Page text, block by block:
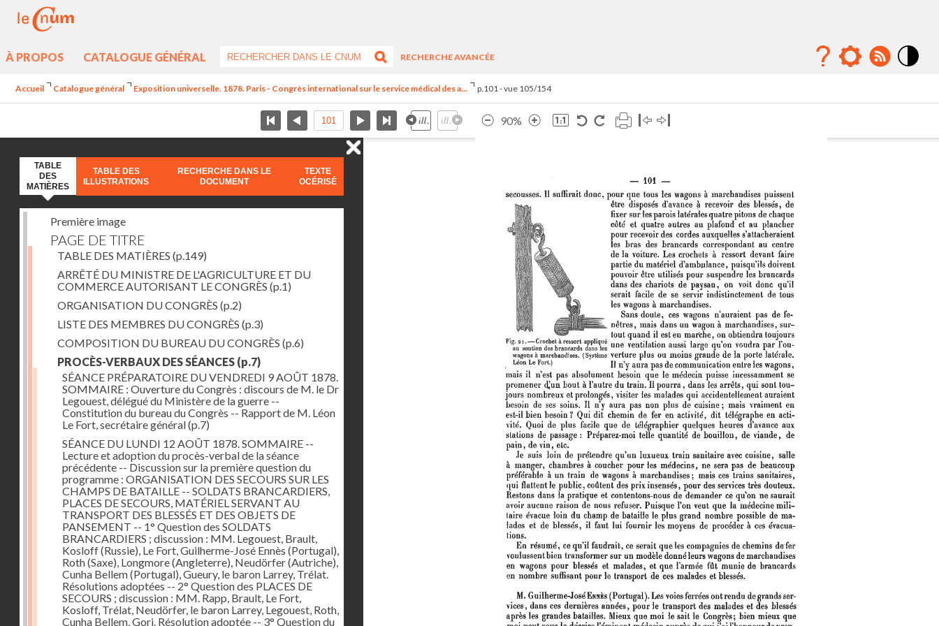
À PROPOS CATALOGUE GÉNÉRAL
RECHERCHE AVANCÉE
Accueil Catalogue général Exposition universelle. 1878. Paris - Congrès international sur le service médical des a... p.101 - vue 105/154
90%
TABLE
DES
MATIÈRES
TABLE DES
ILLUSTRATIONS
RECHERCHE DANS LE
DOCUMENT
TEXTE
OCÉRISÉ
Première image
PAGE DE TITRE
TABLE DES MATIÈRES (p.149)
ARRÊTÉ DU MINISTRE DE L'AGRICULTURE ET DU
COMMERCE AUTORISANT LE CONGRÈS (p.1)
ORGANISATION DU CONGRÈS (p.2)
LISTE DES MEMBRES DU CONGRÈS (p.3)
COMPOSITION DU BUREAU DU CONGRÈS (p.6)
PROCÈS-VERBAUX DES SÉANCES (p.7)
SÉANCE PRÉPARATOIRE DU VENDREDI 9 AOÛT 1878.
SOMMAIRE : Ouverture du Congrès : discours de M. le Dr
Legouest, délégué du Ministère de la guerre --
Constitution du bureau du Congrès -- Rapport de M. Léon
Le Fort, secrétaire général(p.7)
SÉANCE DU LUNDI 12 AOÛT 1878. SOMMAIRE --
Lecture et adoption du procès-verbal de la séance
précédente -- Discussion sur la première question du
programme : ORGANISATION DES SECOURS SUR LES
CHAMPS DE BATAILLE -- SOLDATS BRANCARDIERS,
PLACES DE SECOURS, MATÉRIEL SERVANT AU
TRANSPORT DES BLESSÉS ET DES OBJETS DE
PANSEMENT -- 1° Question des SOLDATS
BRANCARDIERS ; discussion : MM. Legouest, Brault,
Kosloff (Russie), Le Fort, Guilherme-José Ennès (Portugal),
Roth (Saxe), Longmore (Angleterre), Neudörfer (Autriche),
Cunha Bellem (Portugal), Gueury, le baron Larrey, Trélat.
Résolutions adoptées -- 2° Question des PLACES DE
SECOURS ; discussion : MM. Rapp, Brault, Le Fort,
Kosloff, Trélat, Neudörfer, le baron Larrey, Legouest, Roth,
Cunha Bellem, Gori. Résolution adoptée -- 3° Question du